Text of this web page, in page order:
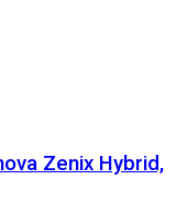
Zenix Hybrid,